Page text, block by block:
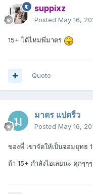
suppixz
Posted May 16,
15+ ได้ไหมพี่มาตร
Quote
มาตร แปดริ้ว
Posted May 16,
ของพี่ เขาจัดให้เป็นจอมยุทธ
ถ้า 15+ กำลังไอเลยนะ คุกๆๆ